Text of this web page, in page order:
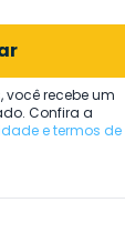
recebe um
Confira a
e termos de